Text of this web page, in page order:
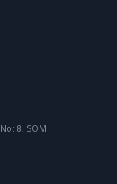
No: 8, SOM